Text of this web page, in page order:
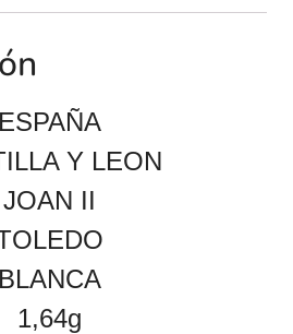
ESPAÑA
Y LEON
JOAN II
BLANCA
1,64g